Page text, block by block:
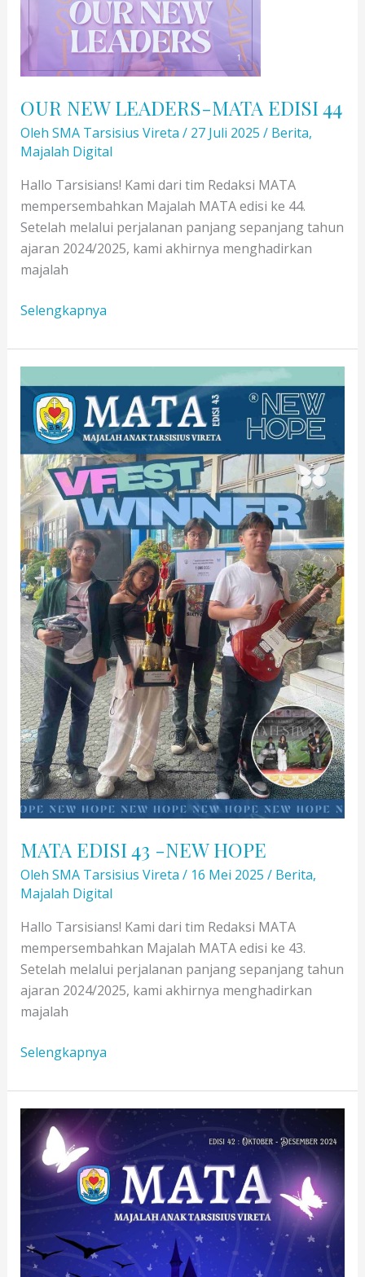
OUR NEW LEADERS-MATA EDISI 44
Oleh SMA Tarsisius Vireta / 27 Juli 2025 / Berita,
Majalah Digital
Hallo Tarsisians! Kami dari tim Redaksi MATA
mempersembahkan Majalah MATA edisi ke 44.
Setelah melalui perjalanan panjang sepanjang tahun
ajaran 2024/2025, kami akhirnya menghadirkan
majalah
OUR
LEADERS-
MATA
EDISI
44
Selengkapnya
MATA EDISI 43 -NEW HOPE
Oleh SMA Tarsisius Vireta / 16 Mei 2025 / Berita,
Majalah Digital
Hallo Tarsisians! Kami dari tim Redaksi MATA
mempersembahkan Majalah MATA edisi ke 43.
Setelah melalui perjalanan panjang sepanjang tahun
ajaran 2024/2025, kami akhirnya menghadirkan
majalah
MATA
43
NEW
HOPE
Selengkapnya